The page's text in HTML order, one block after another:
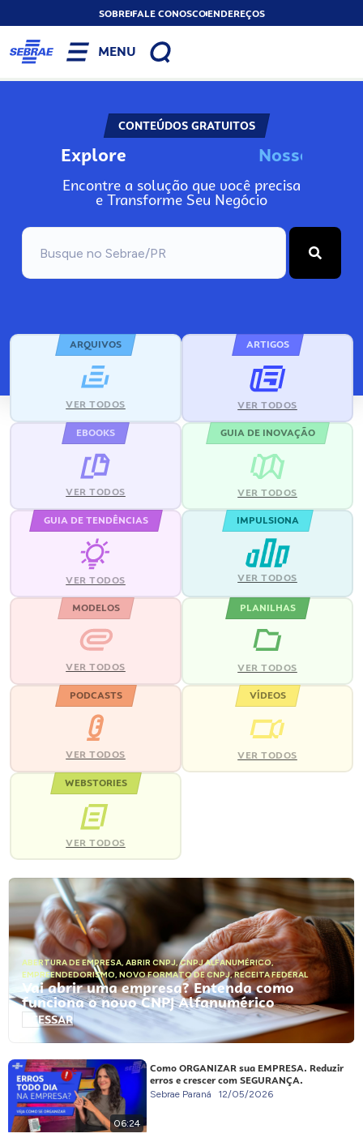
SOBREFALE CONOSCOENDEREÇOS
MENU
CONTEÚDOS GRATUITOS
Explore Nosso
Encontre a solução que você precisa
e Transforme Seu Negócio
ARQUIVOS
VER TODOS
ARTIGOS
VER TODOS
EBOOKS
VER TODOS
GUIA DE INOVAÇÃO
VER TODOS
GUIA DE TENDÊNCIAS
VER TODOS
IMPULSIONA
VER TODOS
MODELOS
VER TODOS
PLANILHAS
VER TODOS
PODCASTS
VER TODOS
VÍDEOS
VER TODOS
WEBSTORIES
VER TODOS
ABERTURA DE EMPRESA, ABRIR CNPJ,CNPJ ALFANUMÉRICO,
EMPREENDEDORISMO, NOVO FORMATO DE CNPJ,RECEITA FEDERAL
Vai abrir uma empresa? Entenda como
funciona o novo CNPJ Alfanumérico
ACESSAR
06:24
Como ORGANIZAR sua EMPRESA. Reduzir
erros e crescer com SEGURANÇA.
Sebrae Paraná 12/05/2026